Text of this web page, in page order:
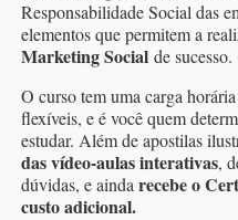
Responsabilidade Social das
elementos que permitem a
Marketing Social de sucesso.
O curso tem uma carga
flexíveis, e é você quem
estudar. Além de apostilas
das vídeo-aulas interativas,
dúvidas, e ainda recebe o
custo adicional.